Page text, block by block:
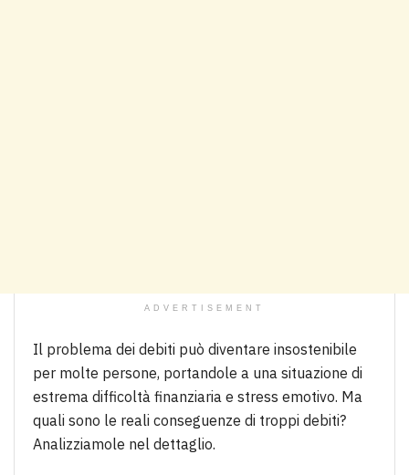
ADVERTISEMENT
Il problema dei debiti può diventare insostenibile
per molte persone, portandole a una situazione di
estrema difficoltà finanziaria e stress emotivo. Ma
quali sono le reali conseguenze di troppi debiti?
Analizziamole nel dettaglio.